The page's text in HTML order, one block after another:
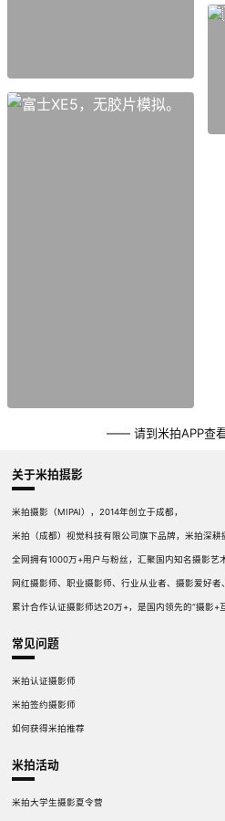
—— 请到米拍APP查
关于米拍摄影
米拍摄影（MIPAI），2014年创立于成都，
米拍（成都）视觉科技有限公司旗下品牌，米拍深耕
全网拥有1000万+用户与粉丝，汇聚国内知名摄影艺
网红摄影师、职业摄影师、行业从业者、摄影爱好者
累计合作认证摄影师达20万+，是国内领先的“摄影+
常见问题
米拍认证摄影师
米拍签约摄影师
如何获得米拍推荐
米拍活动
米拍大学生摄影夏令营